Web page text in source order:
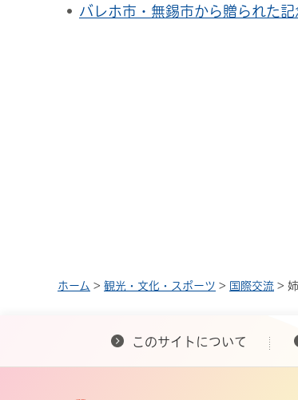
バレホ市・無錫市から贈られた記
ホーム > 観光・文化・スポーツ > 国際交流 >
このサイトについて